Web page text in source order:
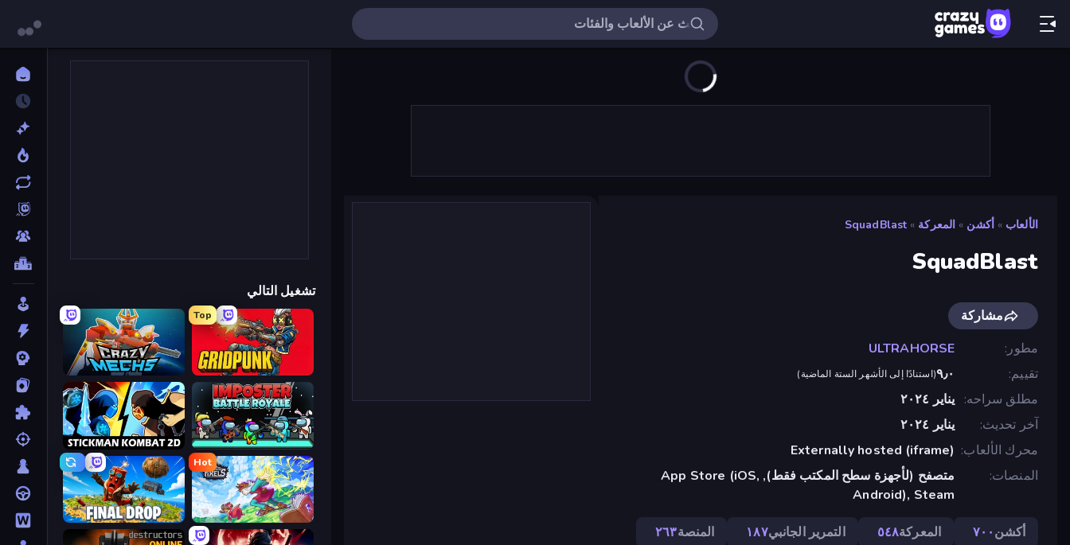
الألعاب » أكشن » المعركة »
SquadBlast
SquadBlast
مشاركة
مطور
ULTRAHORSE
تقييم
٩٫٠(استنادًا إلى الأشهر الستة الماضية)
مطلق سراحه
يناير ٢٠٢٤
آخر تحديث
يناير ٢٠٢٤
محرك الألعاب
Externally hosted (iframe)
المنصات
متصفح (لأجهزة سطح المكتب فقط), App Store (iOS,
Android), Steam
أكشن٧٠٠ المعركة٥٤٨ التمرير الجانبي١٨٧ المنصة٢٦٣
تشغيل التالي
Top
Gridpunk - 3v3 Battle Royale
Crazy Mechs
Imposter Battle Royale
Stickman Kombat 2D
Hot
Kingdom of Pixels
Final Drop